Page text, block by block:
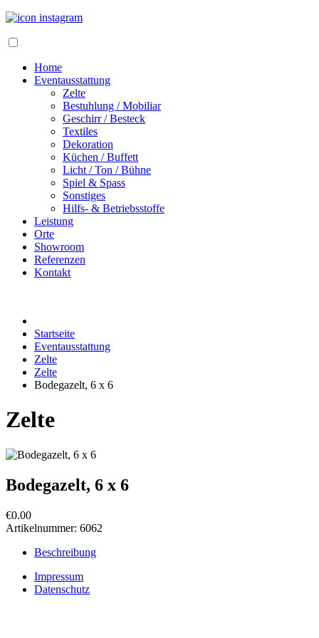
Home
Eventausstattung
Zelte
Bestuhlung / Mobiliar
Geschirr / Besteck
Textiles
Dekoration
Küchen / Buffett
Licht / Ton / Bühne
Spiel & Spass
Sonstiges
Hilfs- & Betriebsstoffe
Leistung
Orte
Showroom
Referenzen
Kontakt
Startseite
Eventausstattung
Zelte
Zelte
Bodegazelt, 6 x 6
Zelte
Bodegazelt, 6 x 6
€0.00
Artikelnummer: 6062
Beschreibung
Impressum
Datenschutz